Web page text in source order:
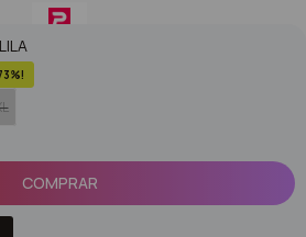
COMPRAR
S.A Rut 213720560017